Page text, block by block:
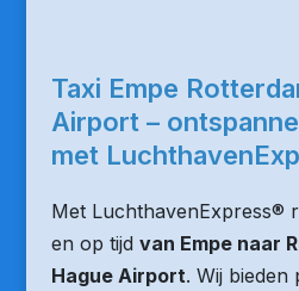
Taxi Empe
Airport –
met
Met LuchthavenExpress®
en op tijd van Empe naar
Hague Airport. Wij bieden